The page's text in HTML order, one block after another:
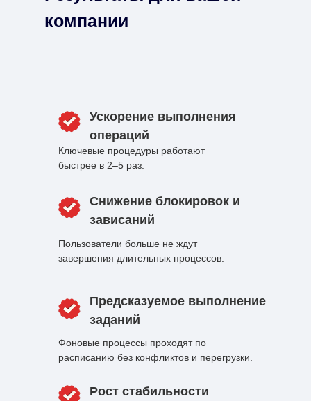
компании
Ускорение выполнения
операций
Ключевые процедуры работают
быстрее в 2–5 раз.
Снижение блокировок и
зависаний
Пользователи больше не ждут
завершения длительных процессов.
Предсказуемое выполнение
заданий
Фоновые процессы проходят по
расписанию без конфликтов и перегрузки.
Рост стабильности